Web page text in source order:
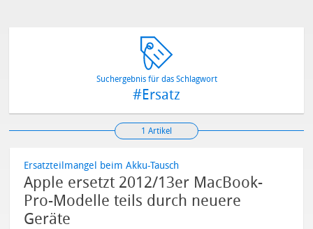
Suchergebnis für das Schlagwort
#Ersatz
1 Artikel
Ersatzteilmangel beim Akku-Tausch
Apple ersetzt 2012/13er MacBook-
Pro-Modelle teils durch neuere
Geräte